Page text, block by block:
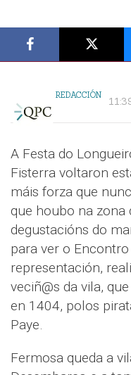
REDACCIÓN
A Festa do
Fisterra voltaron
máis forza que
que houbo na zona
degustacións do
para ver o
representación,
veciñ@s da vila,
en 1404, polos
Paye.
Fermosa queda a